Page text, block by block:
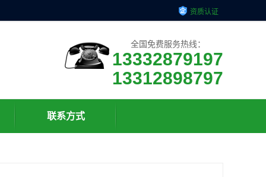
资质认证
全国免费服务热线：
13332879197
13312898797
联系方式